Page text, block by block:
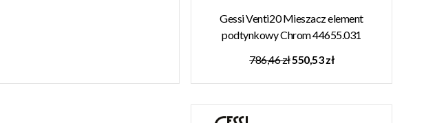
Gessi Venti20 Mieszacz element
podtynkowy Chrom 44655.031
786,46 zł550,53 zł